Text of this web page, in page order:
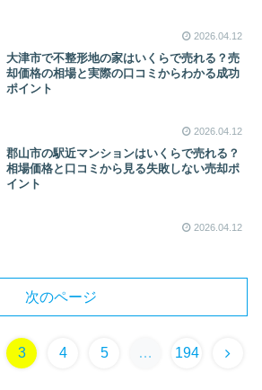
2026.04.12
大津市で不整形地の家はいくらで売れる？売
却価格の相場と実際の口コミからわかる成功
ポイント
2026.04.12
郡山市の駅近マンションはいくらで売れる？
相場価格と口コミから見る失敗しない売却ポ
イント
2026.04.12
次のページ
3 4 5 … 194
次